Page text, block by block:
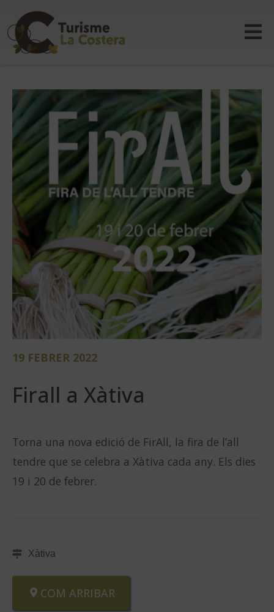
19 FEBRER 2022
Firall a Xàtiva
Torna una nova edició de FirAll, la fira de l’all
tendre que se celebra a Xàtiva cada any. Els dies
19 i 20 de febrer.
Xàtiva
COM ARRIBAR